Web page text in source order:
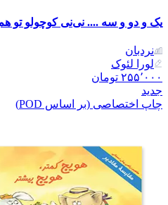
یک و دو و سه .... نی‌نی کوچولو تو
نردبان
لورا لئوک
۲۵۵٬۰۰۰ تومان
جدید
چاپ اختصاصی (بر اساس POD)